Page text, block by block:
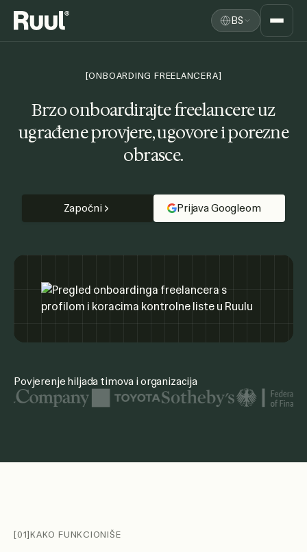
Ruul početna BS
Resursi
[ONBOARDING FREELANCERA]
Brzo onboardirajte freelancereuz
ugrađene provjere, ugovore i porezne
obrasce.
Započni Prijava Googleom
Povjerenje hiljada timova i organizacija
[01]KAKO FUNKCIONIŠE